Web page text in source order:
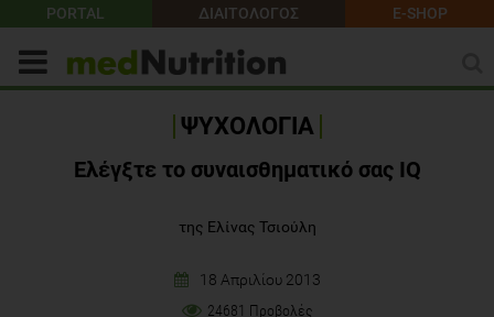
PORTAL ΔΙΑΙΤΟΛΟΓΟΣ E-SHOP
ΨΥΧΟΛΟΓΙΑ
Ελέγξτε το συναισθηματικό σας IQ
της Ελίνας Τσιούλη
18 Απριλίου 2013
24681 Προβολές